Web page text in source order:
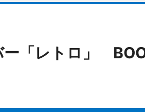
ー「レトロ」